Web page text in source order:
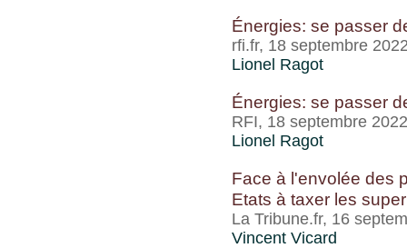
Énergies: se passer
rfi.fr, 18 septembre
Lionel Ragot
Énergies: se passer
RFI, 18 septembre 2022
Lionel Ragot
Face à l'envolée des
Etats à taxer les
La Tribune.fr, 16
Vincent Vicard